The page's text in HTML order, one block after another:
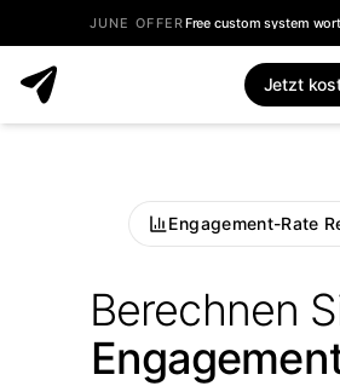
JUNE OFFERFree custom system
Jetzt
Engagement-Rate
Berechnen